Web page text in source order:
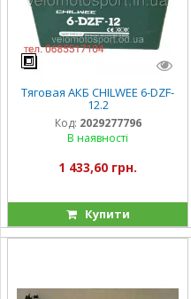
Тяговая АКБ CHILWEE 6-DZF-
12.2
Код: 2029277796
В наявності
1 433,60 грн.
Купити